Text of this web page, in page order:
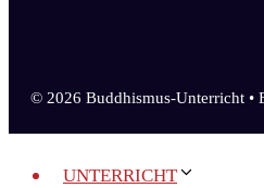
© 2026 Buddhismus-Unterricht •
UNTERRICHT